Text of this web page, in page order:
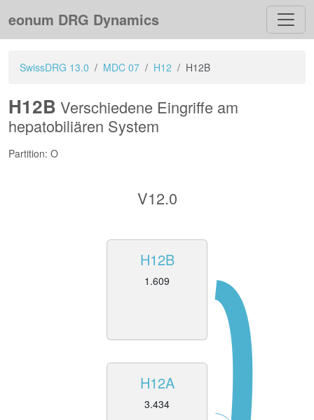
eonum DRG Dynamics
SwissDRG 13.0 MDC 07 H12 H12B
H12B Verschiedene Eingriffe am
hepatobiliären System
Partition: O
V12.0
H12B
1.609
H12A
3.434